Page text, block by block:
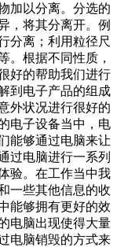
加以分离。分选的
，将其分离开。例
分离；利用粒径尺
。根据不同性质，
好的帮助我们进行
到电子产品的组成
外状况进行很好的
电子设备当中，电
能够通过电脑来让
过电脑进行一系列
验。在工作当中我
一些其他信息的收
能够拥有更好的效
电脑出现使得大量
电脑销毁的方式来